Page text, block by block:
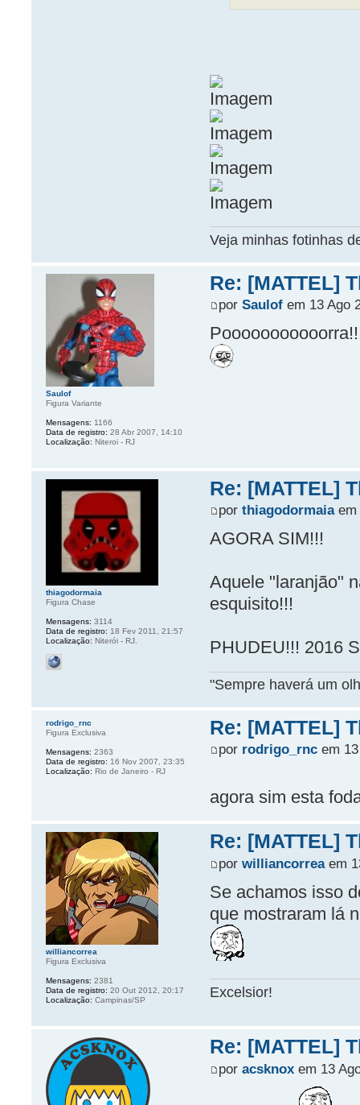
Veja minhas fotinhas
Re: [MATTEL]
por Saulofem 13 Ago
Saulof
Figura Variante
Mensagens: 1166
Data de registro: 28 Abr 2007, 14:10
Localização: Niteroi - RJ
Re: [MATTEL]
por thiagodormaiaem
AGORA SIM!!!
Aquele "laranjão"
esquisito!!!
PHUDEU!!! 2016
"Sempre haverá um
thiagodormaia
Figura Chase
Mensagens: 3114
Data de registro: 18 Fev 2011, 21:57
Localização: Niterói - RJ.
Re: [MATTEL]
por rodrigo_rncem 13
agora sim esta
rodrigo_rnc
Figura Exclusiva
Mensagens: 2363
Data de registro: 16 Nov 2007, 23:35
Localização: Rio de Janeiro - RJ
Re: [MATTEL]
por williancorreaem
Se achamos isso
que mostraram lá
Excelsior!
williancorrea
Figura Exclusiva
Mensagens: 2381
Data de registro: 20 Out 2012, 20:17
Localização: Campinas/SP
Re: [MATTEL]
por acsknoxem 13